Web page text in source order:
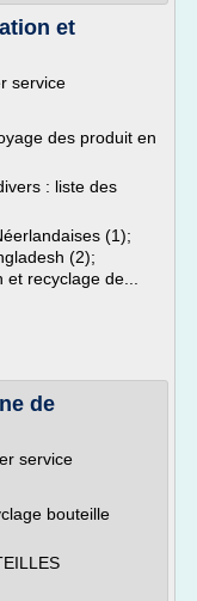
et
service
des produit en
: liste des
(1);
(2);
recyclage de...
de
service
bouteille